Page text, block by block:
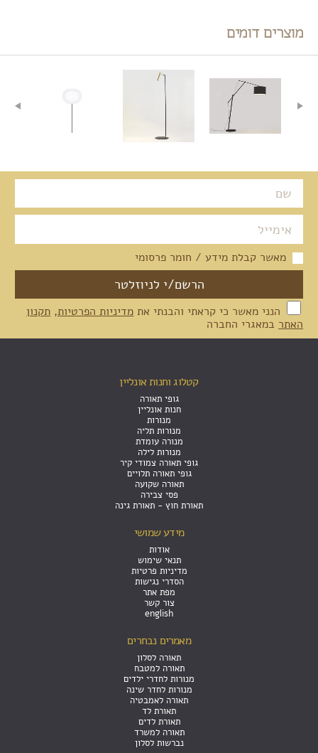
מוצרים דומים
מאשר קבלת מידע / חומר פרסומי
הנני מאשר כי קראתי והבנתי את מדיניות הפרטיות, תקנון
האתר במאגרי החברה
קטלוג וחנות אונליין
גופי תאורה
חנות אונליין
מנורות
מנורות תליה
מנורה עומדת
מנורות לילה
גופי תאורה צמודי קיר
גופי תאורה תלויים
תאורה שקועה
פסי צבירה
תאורת חוץ - תאורת גינה
מידע שמושי
אודות
תנאי שימוש
מדיניות פרטיות
הסדרי נגישות
מפת אתר
צור קשר
english
מאמרים נבחרים
תאורה לסלון
תאורה למטבח
מנורות לחדרי ילדים
מנורות לחדר שינה
תאורה לאמבטיה
תאורת לד
תאורת לדים
תאורה למשרד
נברשות לסלון